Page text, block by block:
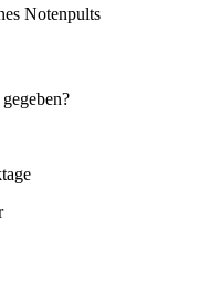
Notenpults